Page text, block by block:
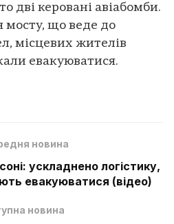
дві керовані авіабомби.
що веде до
місцевих жителів
евакуюватися.
новина
ускладнено логістику,
евакуюватися (відео)
новина